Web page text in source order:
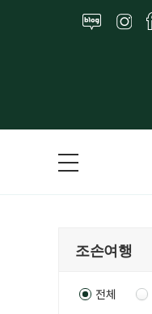
전체